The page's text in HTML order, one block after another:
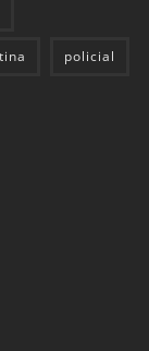
policial